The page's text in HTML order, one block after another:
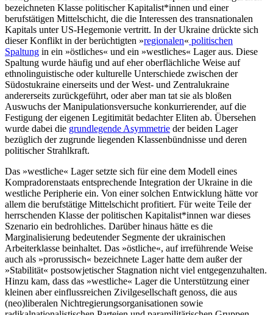
bezeichneten Klasse politischer Kapitalist*innen und einer
berufstätigen Mittelschicht, die die Interessen des transnationalen
Kapitals unter US-Hegemonie vertritt. In der Ukraine drückte sich
dieser Konflikt in der berüchtigten »regionalen« politischen
Spaltung in ein »östliches« und ein »westliches« Lager aus. Diese
Spaltung wurde häufig und auf eher oberflächliche Weise auf
ethnolinguistische oder kulturelle Unterschiede zwischen der
Südostukraine einerseits und der West- und Zentralukraine
andererseits zurückgeführt, oder aber man tat sie als bloßen
Auswuchs der Manipulationsversuche konkurrierender, auf die
Festigung der eigenen Legitimität bedachter Eliten ab. Übersehen
wurde dabei die grundlegende Asymmetrie der beiden Lager
bezüglich der zugrunde liegenden Klassenbündnisse und deren
politischer Strahlkraft.
Das »westliche« Lager setzte sich für eine dem Modell eines
Kompradorenstaats entsprechende Integration der Ukraine in die
westliche Peripherie ein. Von einer solchen Entwicklung hätte vor
allem die berufstätige Mittelschicht profitiert. Für weite Teile der
herrschenden Klasse der politischen Kapitalist*innen war dieses
Szenario ein bedrohliches. Darüber hinaus hätte es die
Marginalisierung bedeutender Segmente der ukrainischen
Arbeiterklasse beinhaltet. Das »östliche«, auf irreführende Weise
auch als »prorussisch« bezeichnete Lager hatte dem außer der
»Stabilität« postsowjetischer Stagnation nicht viel entgegenzuhalten.
Hinzu kam, dass das »westliche« Lager die Unterstützung einer
kleinen aber einflussreichen Zivilgesellschaft genoss, die aus
(neo)liberalen Nichtregierungsorganisationen sowie